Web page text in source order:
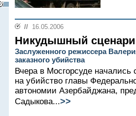
// 16.05.2006
Никудышный
Заслуженного режиссера
заказного убийства
Вчера в Мосгорсуде
на убийство главы
автономии Азербайджана,
Садыкова...>>